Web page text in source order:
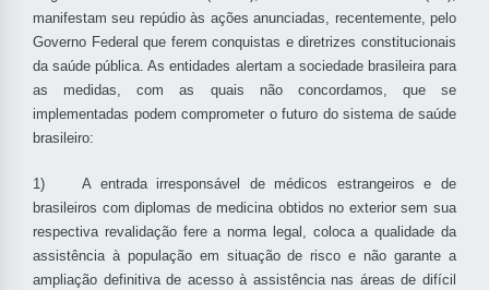
manifestam seu repúdio às ações anunciadas, recentemente, pelo
Governo Federal que ferem conquistas e diretrizes constitucionais
da saúde pública. As entidades alertam a sociedade brasileira para
as medidas, com as quais não concordamos, que se
implementadas podem comprometer o futuro do sistema de saúde
brasileiro:
1) A entrada irresponsável de médicos estrangeiros e de
brasileiros com diplomas de medicina obtidos no exterior sem sua
respectiva revalidação fere a norma legal, coloca a qualidade da
assistência à população em situação de risco e não garante a
ampliação definitiva de acesso à assistência nas áreas de difícil